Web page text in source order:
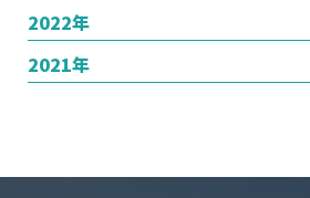
2022年
2021年